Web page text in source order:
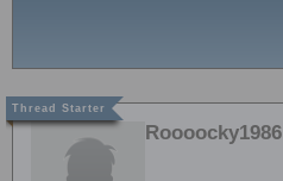
Roooocky1986